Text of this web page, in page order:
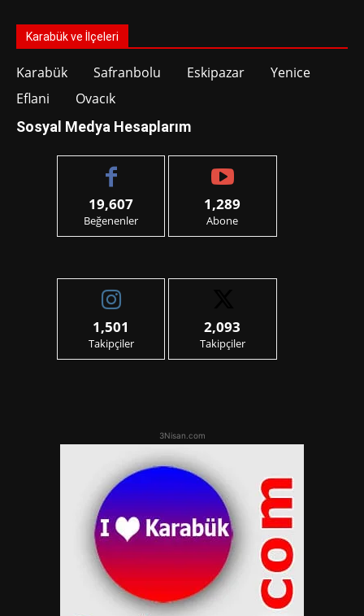
Karabük ve İlçeleri
Karabük Safranbolu Eskipazar
Yenice
Eflani
Ovacık
Sosyal Medya Hesaplarım
19,607
Beğenenler
1,289
Abone
1,501
Takipçiler
2,093
Takipçiler
3Nisan.com